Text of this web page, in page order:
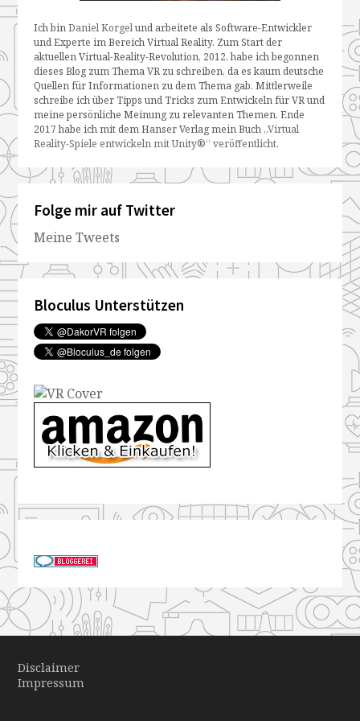
Ich binDaniel Korgelund arbeitete als Software-Entwickler
und Experte im Bereich Virtual Reality. Zum Start der
aktuellen Virtual-Reality-Revolution, 2012, habe ich begonnen
dieses Blog zum Thema VR zu schreiben, da es kaum deutsche
Quellen für Informationen zu dem Thema gab. Mittlerweile
schreibe ich über Tipps und Tricks zum Entwickeln für VR und
meine persönliche Meinung zu relevanten Themen. Ende
2017 habe ich mit dem Hanser Verlag mein Buch „Virtual
Reality-Spiele entwickeln mit Unity®“ veröffentlicht.
Folge mir auf Twitter
Meine Tweets
Bloculus Unterstützen
Disclaimer
Impressum